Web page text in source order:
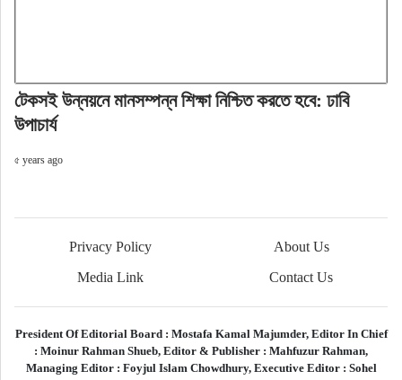
টেকসই উন্নয়নে মানসম্পন্ন শিক্ষা নিশ্চিত করতে হবে: ঢাবি
উপাচার্য
৫ years ago
Privacy Policy
About Us
Media Link
Contact Us
President Of Editorial Board : Mostafa Kamal Majumder, Editor In Chief
: Moinur Rahman Shueb, Editor & Publisher : Mahfuzur Rahman,
Managing Editor : Foyjul Islam Chowdhury, Executive Editor : Sohel